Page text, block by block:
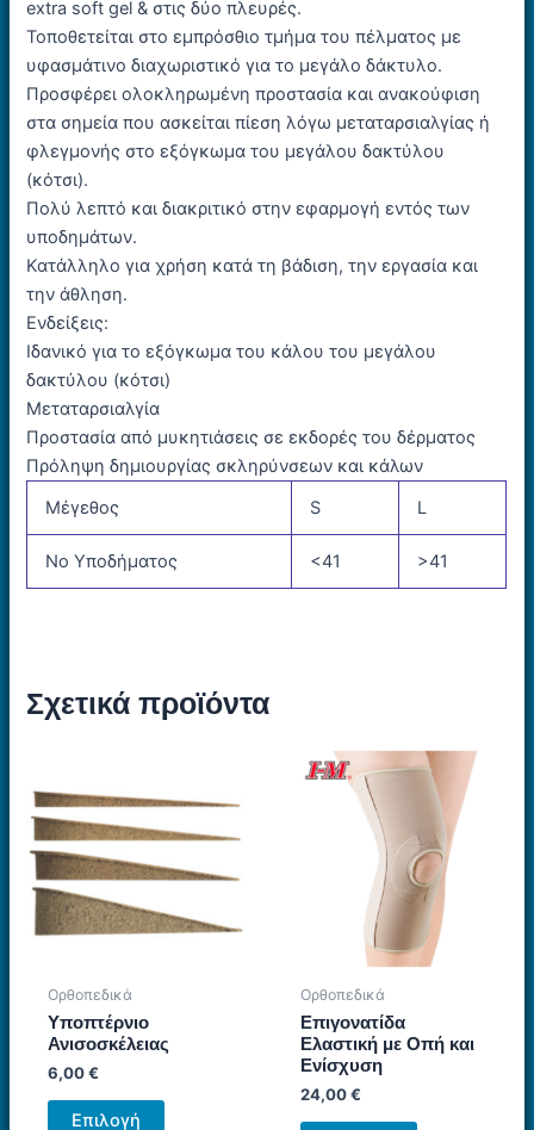
extra soft gel & στις δύο πλευρές.
Τοποθετείται στο εμπρόσθιο τμήμα του πέλματος με
υφασμάτινο διαχωριστικό για το μεγάλο δάκτυλο.
Προσφέρει ολοκληρωμένη προστασία και ανακούφιση
στα σημεία που ασκείται πίεση λόγω μεταταρσιαλγίας ή
φλεγμονής στο εξόγκωμα του μεγάλου δακτύλου
(κότσι).
Πολύ λεπτό και διακριτικό στην εφαρμογή εντός των
υποδημάτων.
Κατάλληλο για χρήση κατά τη βάδιση, την εργασία και
την άθληση.
Ενδείξεις:
Ιδανικό για το εξόγκωμα του κάλου του μεγάλου
δακτύλου (κότσι)
Μεταταρσιαλγία
Προστασία από μυκητιάσεις σε εκδορές του δέρματος
Πρόληψη δημιουργίας σκληρύνσεων και κάλων
Μέγεθος
S L
No Υποδήματος <41 >41
Σχετικά προϊόντα
Ορθοπεδικά
Υποπτέρνιο
Ανισοσκέλειας
6,00€
Επιλογή
Αυτό
Ορθοπεδικά
Επιγονατίδα
Ελαστική με Οπή και
Ενίσχυση
24,00€